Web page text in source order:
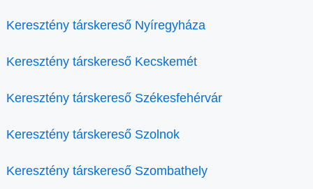
Keresztény társkereső Nyíregyháza
Keresztény társkereső Kecskemét
Keresztény társkereső Székesfehérvár
Keresztény társkereső Szolnok
Keresztény társkereső Szombathely